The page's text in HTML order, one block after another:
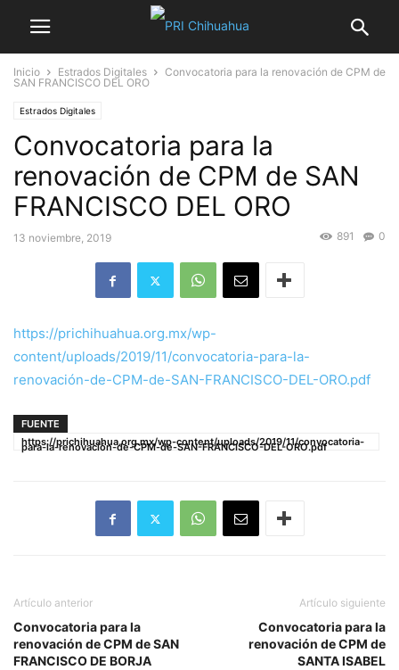
Inicio Estrados Digitales
Convocatoria para la renovación de CPM de
SAN FRANCISCO DEL ORO
Estrados Digitales
Convocatoria para la
renovación de CPM de SAN
FRANCISCO DEL ORO
13 noviembre, 2019 0
891
https://prichihuahua.org.mx/wp-
content/uploads/2019/11/convocatoria-para-la-
renovación-de-CPM-de-SAN-FRANCISCO-DEL-ORO.pdf
FUENTE
https://prichihuahua.org.mx/wp-content/uploads/2019/11/convocatoria-
para-la-renovación-de-CPM-de-SAN-FRANCISCO-DEL-ORO.pdf
Artículo anterior
Convocatoria para la
renovación de CPM de SAN
FRANCISCO DE BORJA
Artículo siguiente
Convocatoria para la
renovación de CPM de
SANTA ISABEL